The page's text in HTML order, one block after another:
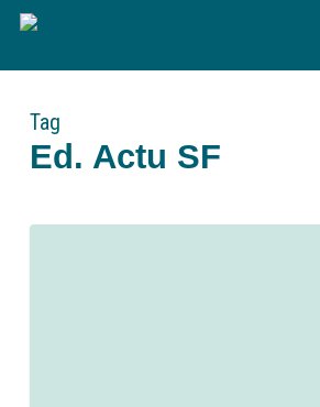
Skip
main
Tag
Ed. Actu SF